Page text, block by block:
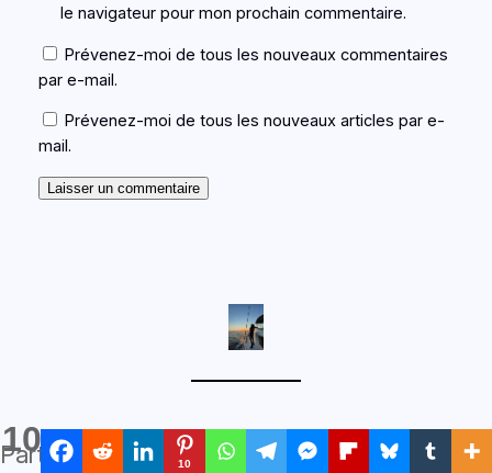
10
Partages 10
le navigateur pour mon prochain commentaire.
Prévenez-moi de tous les nouveaux commentaires
par e-mail.
Prévenez-moi de tous les nouveaux articles par e-
mail.